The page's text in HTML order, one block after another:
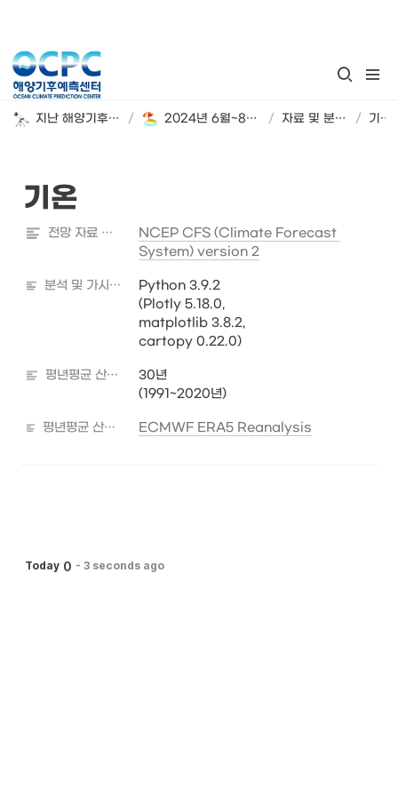
지난 해양기후 계절 전망 / 2024년 6월~8월 해양기후 시범 전망 / 자료 및 분석 정보 / 기온
기온
전망 자료 출처
NCEP CFS (Climate Forecast
System) version 2
분석 및 가시화 도구
Python 3.9.2
(Plotly 5.18.0,
matplotlib 3.8.2,
cartopy 0.22.0)
평년평균 산출기간
30년
(1991~2020년)
평년평균 산출자료 출처 ECMWF ERA5 Reanalysis
Today 0 - 3 seconds ago